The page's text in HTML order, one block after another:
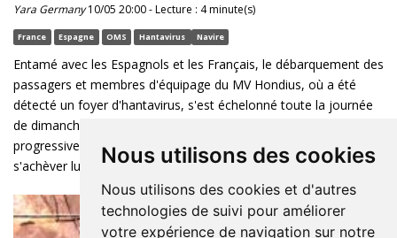
Nous utilisons des cookies
Nous utilisons des cookies et d'autres
technologies de suivi pour améliorer
votre expérience de navigation sur notre
Yara Germany10/05 20:00 - Lecture : 4 minute(s)
France Espagne OMS Hantavirus Navire
Entamé avec les Espagnols et les Français, le débarquement des
passagers et membres d'équipage du MV Hondius, où a été
détecté un foyer d'hantavirus, s'est échelonné toute la journée
de dimanche aux Canaries, les évacués rentrant
progressivement en avion vers leurs pays. L'opération doit
s'achèver lundi. L'Organisation mondiale ...